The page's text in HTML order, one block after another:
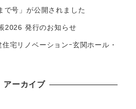
で号」が公開されました
2026 発行のお知らせ
リノベーションｰ玄関ホール・
アーカイブ